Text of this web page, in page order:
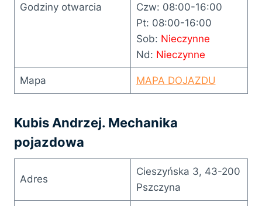
Godziny otwarcia
Czw: 08:00-16:00
Pt: 08:00-16:00
Sob: Nieczynne
Nd: Nieczynne
Mapa MAPA DOJAZDU
Kubis Andrzej. Mechanika
pojazdowa
Adres
Cieszyńska 3, 43-200
Pszczyna